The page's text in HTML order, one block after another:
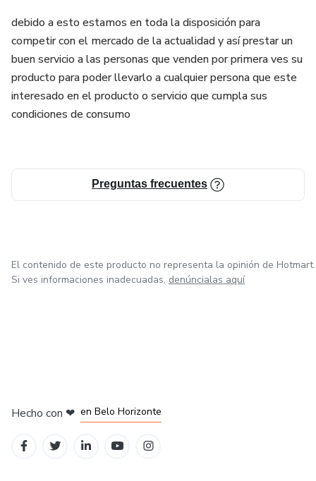
debido a esto estamos en toda la disposición para
competir con el mercado de la actualidad y así prestar un
buen servicio a las personas que venden por primera ves su
producto para poder llevarlo a cualquier persona que este
interesado en el producto o servicio que cumpla sus
condiciones de consumo
Preguntas frecuentes
El contenido de este producto no representa la opinión de Hotmart.
Si ves informaciones inadecuadas, denúncialas aquí
Hecho con ❤ en Belo Horizonte